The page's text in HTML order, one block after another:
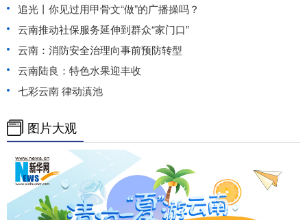
追光丨你见过用甲骨文“做”的广播操吗？
云南推动社保服务延伸到群众“家门口”
云南：消防安全治理向事前预防转型
云南陆良：特色水果迎丰收
七彩云南 律动滇池
图片大观